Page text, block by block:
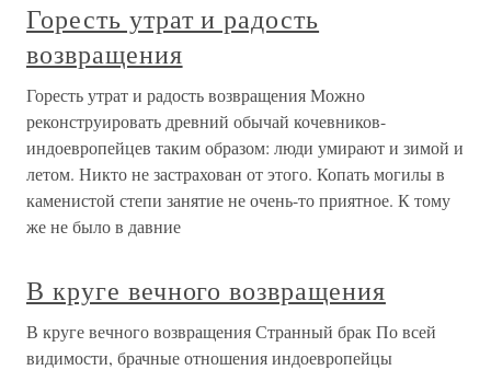
Горесть утрат и радость
возвращения
Горесть утрат и радость возвращения Можно
реконструировать древний обычай кочевников-
индоевропейцев таким образом: люди умирают и зимой и
летом. Никто не застрахован от этого. Копать могилы в
каменистой степи занятие не очень-то приятное. К тому
же не было в давние
В круге вечного возвращения
В круге вечного возвращения Странный брак По всей
видимости, брачные отношения индоевропейцы